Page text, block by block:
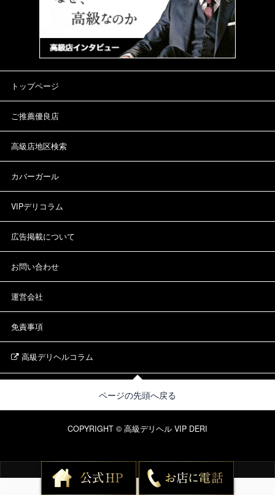
トップページ
ご推薦優良店
高級店地区検索
カバーガール
VIPデリコラム
広告掲載について
お問い合わせ
運営会社
免責事項
高級デリヘルコラム
ページの先頭へ戻る
COPYRIGHT © 高級デリヘル VIP DERI